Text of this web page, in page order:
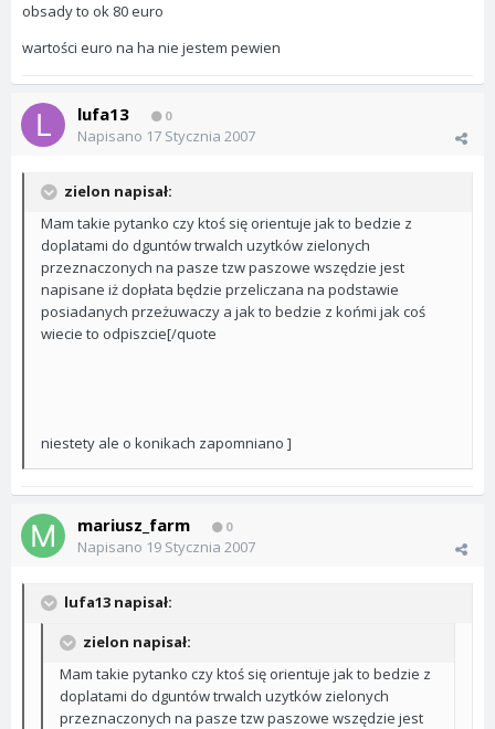
obsady to ok 80 euro
wartości euro na ha nie jestem pewien
lufa13 0
Napisano 17 Stycznia 2007
zielon napisał:
Mam takie pytanko czy ktoś się orientuje jak to bedzie z
doplatami do dguntów trwalch uzytków zielonych
przeznaczonych na pasze tzw paszowe wszędzie jest
napisane iż dopłata będzie przeliczana na podstawie
posiadanych przeżuwaczy a jak to bedzie z końmi jak coś
wiecie to odpiszcie[/quote
niestety ale o konikach zapomniano ]
mariusz_farm 0
Napisano 19 Stycznia 2007
lufa13 napisał:
zielon napisał:
Mam takie pytanko czy ktoś się orientuje jak to bedzie z
doplatami do dguntów trwalch uzytków zielonych
przeznaczonych na pasze tzw paszowe wszędzie jest